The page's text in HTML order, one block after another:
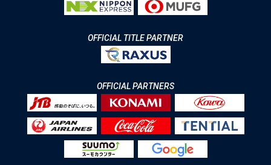
OFFICIAL TITLE PARTNER
OFFICIAL PARTNERS